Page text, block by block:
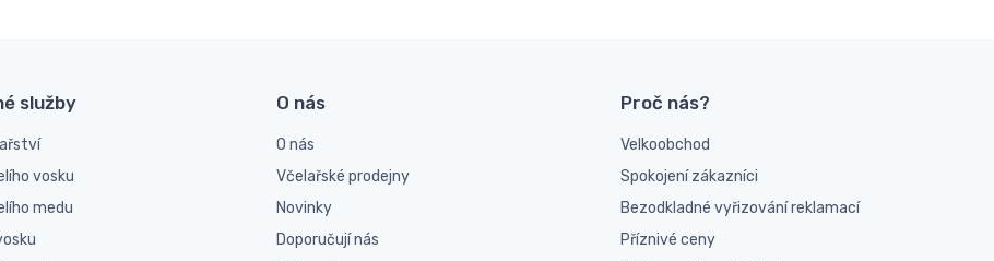
služby
vosku
medu
O nás
O nás
Včelařské prodejny
Novinky
Doporučují nás
Proč nás?
Velkoobchod
Spokojení zákazníci
Bezodkladné vyřizování reklamací
Příznivé ceny